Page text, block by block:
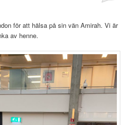
för att hälsa på sin vän Amirah. Vi är
av henne.